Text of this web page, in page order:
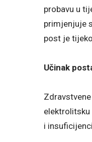
probavu u
primjenjuje
post je
Učinak
elektrolitsku
i